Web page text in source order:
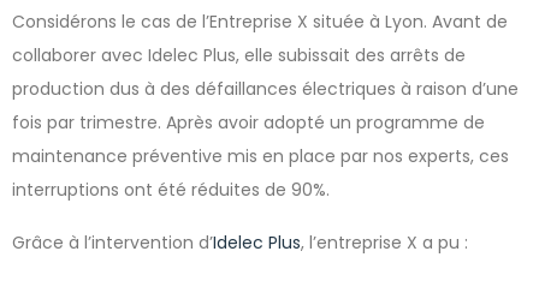
Considérons le cas de l’Entreprise X située à Lyon. Avant de
collaborer avec Idelec Plus, elle subissait des arrêts de
production dus à des défaillances électriques à raison d’une
fois par trimestre. Après avoir adopté un programme de
maintenance préventive mis en place par nos experts, ces
interruptions ont été réduites de 90%.
Grâce à l’intervention d’Idelec Plus, l’entreprise X a pu :